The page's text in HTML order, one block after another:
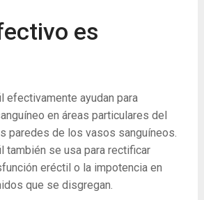
es
efectivamente ayudan para
en áreas particulares del
paredes de los vasos sanguíneos.
también se usa para rectificar
eréctil o la impotencia en
que se disgregan.